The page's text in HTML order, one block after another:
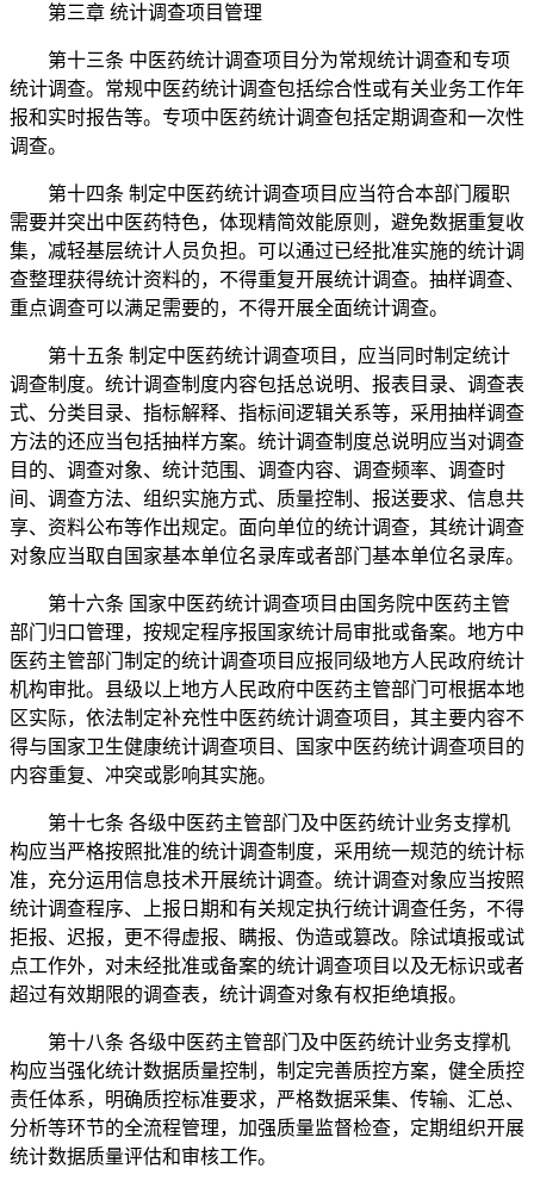
第三章 统计调查项目管理
第十三条 中医药统计调查项目分为常规统计调查和专项
统计调查。常规中医药统计调查包括综合性或有关业务工作年
报和实时报告等。专项中医药统计调查包括定期调查和一次性
调查。
第十四条 制定中医药统计调查项目应当符合本部门履职
需要并突出中医药特色，体现精简效能原则，避免数据重复收
集，减轻基层统计人员负担。可以通过已经批准实施的统计调
查整理获得统计资料的，不得重复开展统计调查。抽样调查、
重点调查可以满足需要的，不得开展全面统计调查。
第十五条 制定中医药统计调查项目，应当同时制定统计
调查制度。统计调查制度内容包括总说明、报表目录、调查表
式、分类目录、指标解释、指标间逻辑关系等，采用抽样调查
方法的还应当包括抽样方案。统计调查制度总说明应当对调查
目的、调查对象、统计范围、调查内容、调查频率、调查时
间、调查方法、组织实施方式、质量控制、报送要求、信息共
享、资料公布等作出规定。面向单位的统计调查，其统计调查
对象应当取自国家基本单位名录库或者部门基本单位名录库。
第十六条 国家中医药统计调查项目由国务院中医药主管
部门归口管理，按规定程序报国家统计局审批或备案。地方中
医药主管部门制定的统计调查项目应报同级地方人民政府统计
机构审批。县级以上地方人民政府中医药主管部门可根据本地
区实际，依法制定补充性中医药统计调查项目，其主要内容不
得与国家卫生健康统计调查项目、国家中医药统计调查项目的
内容重复、冲突或影响其实施。
第十七条 各级中医药主管部门及中医药统计业务支撑机
构应当严格按照批准的统计调查制度，采用统一规范的统计标
准，充分运用信息技术开展统计调查。统计调查对象应当按照
统计调查程序、上报日期和有关规定执行统计调查任务，不得
拒报、迟报，更不得虚报、瞒报、伪造或篡改。除试填报或试
点工作外，对未经批准或备案的统计调查项目以及无标识或者
超过有效期限的调查表，统计调查对象有权拒绝填报。
第十八条 各级中医药主管部门及中医药统计业务支撑机
构应当强化统计数据质量控制，制定完善质控方案，健全质控
责任体系，明确质控标准要求，严格数据采集、传输、汇总、
分析等环节的全流程管理，加强质量监督检查，定期组织开展
统计数据质量评估和审核工作。